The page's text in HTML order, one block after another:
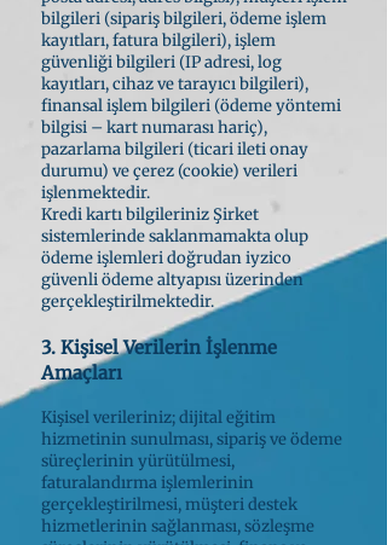
bilgileri (sipariş bilgileri, ödeme işlem
kayıtları, fatura bilgileri), işlem
güvenliği bilgileri (IP adresi, log
kayıtları, cihaz ve tarayıcı bilgileri),
finansal işlem bilgileri (ödeme yöntemi
bilgisi – kart numarası hariç),
pazarlama bilgileri (ticari ileti onay
durumu) ve çerez (cookie) verileri
işlenmektedir.
Kredi kartı bilgileriniz Şirket
sistemlerinde saklanmamakta olup
ödeme işlemleri doğrudan iyzico
güvenli ödeme altyapısı üzerinden
gerçekleştirilmektedir.
3. Kişisel Verilerin İşlenme
Amaçları
Kişisel verileriniz; dijital eğitim
hizmetinin sunulması, sipariş ve ödeme
süreçlerinin yürütülmesi,
faturalandırma işlemlerinin
gerçekleştirilmesi, müşteri destek
hizmetlerinin sağlanması, sözleşme